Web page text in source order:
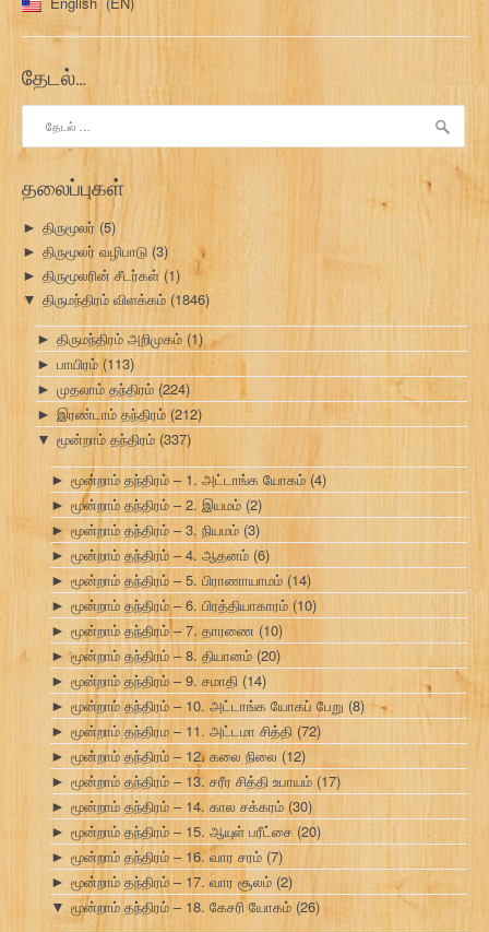
தேடல்…
தேடு:
தலைப்புகள்
► திருமூலர் (5)
► திருமூலர் வழிபாடு (3)
► திருமூலரின் சீடர்கள் (1)
▼ திருமந்திரம் விளக்கம் (1846)
► திருமந்திரம் அறிமுகம் (1)
► பாயிரம் (113)
► முதலாம் தந்திரம் (224)
► இரண்டாம் தந்திரம் (212)
▼ மூன்றாம் தந்திரம் (337)
► மூன்றாம் தந்திரம் – 1. அட்டாங்க யோகம் (4)
► மூன்றாம் தந்திரம் – 2. இயமம் (2)
► மூன்றாம் தந்திரம் – 3. நியமம் (3)
► மூன்றாம் தந்திரம் – 4. ஆதனம் (6)
► மூன்றாம் தந்திரம் – 5. பிராணாயாமம் (14)
► மூன்றாம் தந்திரம் – 6. பிரத்தியாகாரம் (10)
► மூன்றாம் தந்திரம் – 7. தாரணை (10)
► மூன்றாம் தந்திரம் – 8. தியானம் (20)
► மூன்றாம் தந்திரம் – 9. சமாதி (14)
► மூன்றாம் தந்திரம் – 10. அட்டாங்க யோகப் பேறு (8)
► மூன்றாம் தந்திரம – 11. அட்டமா சித்தி (72)
► மூன்றாம் தந்திரம் – 12. கலை நிலை (12)
► மூன்றாம் தந்திரம் – 13. சரீர சித்தி உபாயம் (17)
► மூன்றாம் தந்திரம் – 14. கால சக்கரம் (30)
► மூன்றாம் தந்திரம் – 15. ஆயுள் பரீட்சை (20)
► மூன்றாம் தந்திரம் – 16. வார சரம் (7)
► மூன்றாம் தந்திரம் – 17. வார சூலம் (2)
▼ மூன்றாம் தந்திரம் – 18. கேசரி யோகம் (26)